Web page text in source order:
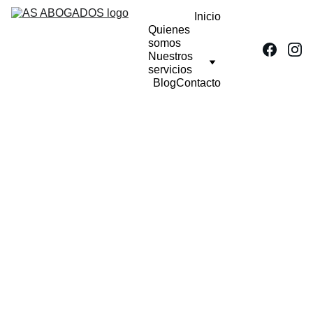
Inicio
Quienes
somos
Nuestros
servicios
BlogContacto